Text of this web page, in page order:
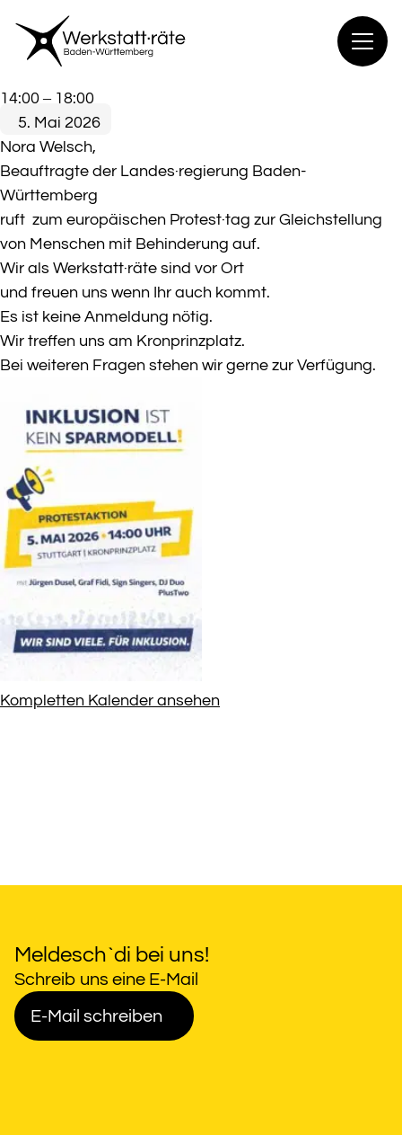
Inhalt
springen
Kundgebung
„Inklusion
ist
kein
Sparmodel“
14:00 – 18:00
5. Mai 2026
Nora Welsch,
Beauftragte der Landes·regierung Baden-
Württemberg
ruft zum europäischen Protest·tag zur Gleichstellung
von Menschen mit Behinderung auf.
Wir als Werkstatt·räte sind vor Ort
und freuen uns wenn Ihr auch kommt.
Es ist keine Anmeldung nötig.
Wir treffen uns am Kronprinzplatz.
Bei weiteren Fragen stehen wir gerne zur Verfügung.
Kompletten Kalender ansehen
Meldesch`di bei uns!
Schreib uns eine E-Mail
E-Mail schreiben